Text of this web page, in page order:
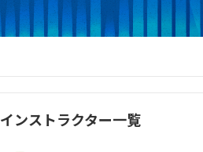
インストラクター一覧